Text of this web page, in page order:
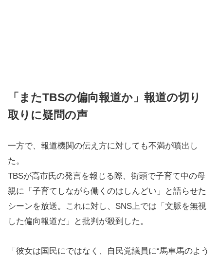
「またTBSの偏向報道か」報道の切り
取りに疑問の声
一方で、報道機関の伝え方に対しても不満が噴出し
た。
TBSが高市氏の発言を報じる際、街頭で子育て中の母
親に「子育てしながら働くのはしんどい」と語らせた
シーンを放送。これに対し、SNS上では「文脈を無視
した偏向報道だ」と批判が殺到した。
「彼女は国民にではなく、自民党議員に“馬車馬のよう